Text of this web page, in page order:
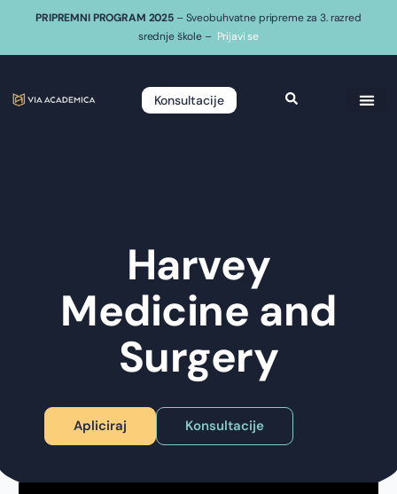
PRIPREMNI PROGRAM 2025 – Sveobuhvatne pripreme za 3. razred
srednje škole – Prijavi se
Konsultacije
Harvey
Medicine and
Surgery
Apliciraj Konsultacije